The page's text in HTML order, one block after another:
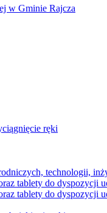
w Gminie Rajcza
ręki
technologii,
tablety do dyspozycji
tablety do dyspozycji